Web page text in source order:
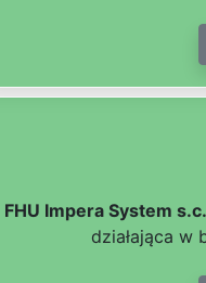
FHU Impera System s.c.
działająca w